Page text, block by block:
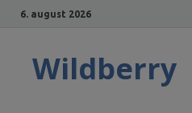
6. august 2026
Wildberry